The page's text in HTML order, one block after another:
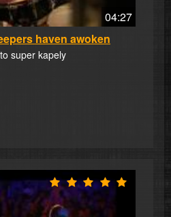
04:27
haven awoken
super kapely